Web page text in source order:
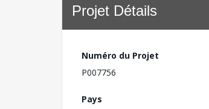
Projet Détails
Numéro du Projet
P007756
Pays